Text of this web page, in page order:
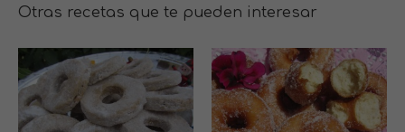
Otras recetas que te pueden interesar